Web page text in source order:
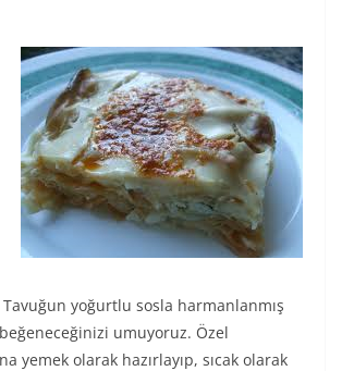
yoğurtlu sosla harmanlanmış
umuyoruz. Özel
yemek olarak hazırlayıp, sıcak olarak